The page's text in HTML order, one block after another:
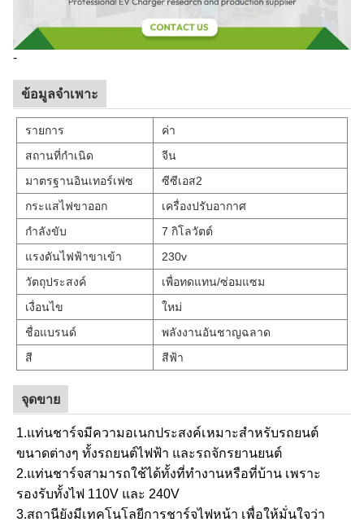
-
ข้อมูลจำเพาะ
รายการ
ค่า
สถานที่กำเนิด
จีน
มาตรฐานอินเทอร์เฟซ
ซีซีเอส2
กระแสไฟขาออก
เครื่องปรับอากาศ
กำลังขับ
7 กิโลวัตต์
แรงดันไฟฟ้าขาเข้า
230v
วัตถุประสงค์
เพื่อทดแทน/ซ่อมแซม
เงื่อนไข
ใหม่
ชื่อแบรนด์
พลังงานอันชาญฉลาด
สี
สีฟ้า
จุดขาย
1.แท่นชาร์จมีความอเนกประสงค์เหมาะสำหรับรถยนต์
ขนาดต่างๆ ทั้งรถยนต์ไฟฟ้า และรถจักรยานยนต์
2.แท่นชาร์จสามารถใช้ได้ทั้งที่ทำงานหรือที่บ้าน เพราะ
รองรับทั้งไฟ 110V และ 240V
3.สถานียังมีเทคโนโลยีการชาร์จไฟหน้า เพื่อให้มั่นใจว่า